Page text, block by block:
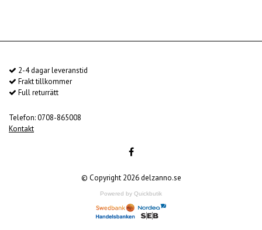
2-4 dagar leveranstid
Frakt tillkommer
Full returrätt
Telefon: 0708-865008
Kontakt
© Copyright 2026 delzanno.se
Powered by Quickbutik